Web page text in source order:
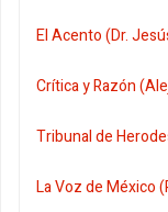
El Acento (Dr.
Crítica y Razón
Tribunal de
La Voz de México